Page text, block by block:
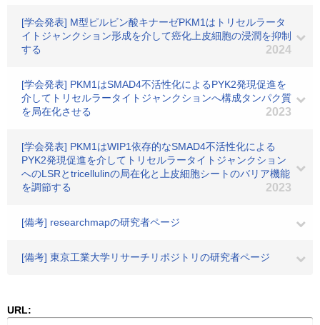
[学会発表] M型ピルビン酸キナーゼPKM1はトリセルラータ
イトジャンクション形成を介して癌化上皮細胞の浸潤を抑制
する
2024
[学会発表] PKM1はSMAD4不活性化によるPYK2発現促進を
介してトリセルラータイトジャンクションへ構成タンパク質
を局在化させる
2023
[学会発表] PKM1はWIP1依存的なSMAD4不活性化による
PYK2発現促進を介してトリセルラータイトジャンクション
へのLSRとtricellulinの局在化と上皮細胞シートのバリア機能
を調節する
2023
[備考] researchmapの研究者ページ
[備考] 東京工業大学リサーチリポジトリの研究者ページ
URL: